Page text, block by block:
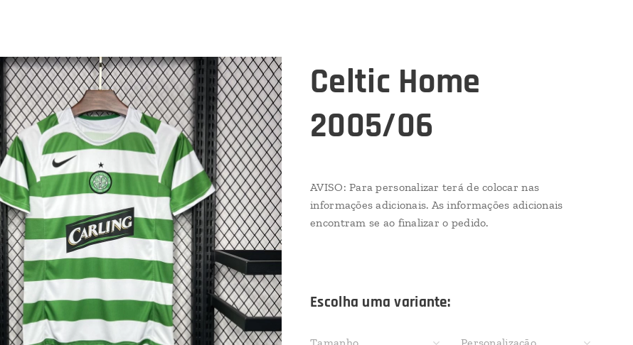
Celtic Home
2005/06
AVISO: Para personalizar terá de colocar nas
informações adicionais. As informações adicionais
encontram se ao finalizar o pedido.
Escolha uma variante: